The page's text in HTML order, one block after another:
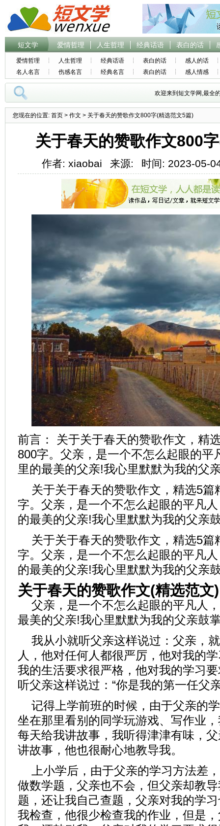
短文学 爱情哲理 人生哲理 经典话语 表白的话
爱情哲理 人生哲理 经典话语 表白的话
感人的话
名人名言
伤感名言 经典名言 表白的话 感人情感
欢迎来到短文学网,最全
您现在的位置: 首页 > 作文 > 关于春天的赞歌作文800字(精选范文5篇)
关于春天的赞歌作文800
作者: xiaobai 来源: 时间: 2023-05-
前言： 关于关于春天的赞歌作文，精
800字。父亲，是一个不怎么起眼的平
里的最美的父亲!我心里默默为我的父
关于关于春天的赞歌作文，精选5篇
字。父亲，是一个不怎么起眼的平凡
的最美的父亲!我心里默默为我的父亲
关于关于春天的赞歌作文，精选5篇
字。父亲，是一个不怎么起眼的平凡
的最美的父亲!我心里默默为我的父亲
关于春天的赞歌作文(精选范文
父亲，是一个不怎么起眼的平凡人
最美的父亲!我心里默默为我的父亲鼓
我从小就听父亲这样说过：父亲，
人，他对任何人都很严厉，他对我的
我的生活要求很严格，他对我的学习
听父亲这样说过：“你是我的第一任父
记得上学前班的时候，由于父亲的
坐在那里看别的同学玩游戏、写作业
每天给我讲故事，我听得津津有味，
讲故事，他也很耐心地教导我。
上小学后，由于父亲的学习方法差
做数学题，父亲也不会，但父亲却教
题，还让我自己查题，父亲对我的学
我检查，他很少检查我的作业，但是